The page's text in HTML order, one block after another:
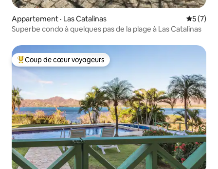
Appartement · Las Catalinas Note
5 (7)
Superbe condo à quelques pas de la plage à Las Catalinas
Coup de cœur voyageurs parmi les plus aimés
Coup de cœur voyageurs